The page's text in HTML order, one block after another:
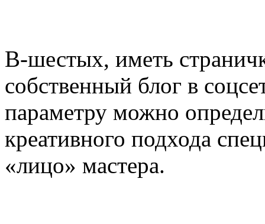
В-шестых, иметь
собственный блог в
параметру можно
креативного подхода
«лицо» мастера.